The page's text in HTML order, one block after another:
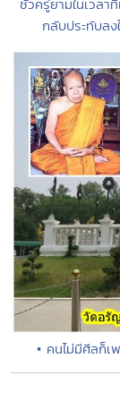
ชั่วครู่ยามในเวล
กลับประทับล
• คนไม่มีศีลก็